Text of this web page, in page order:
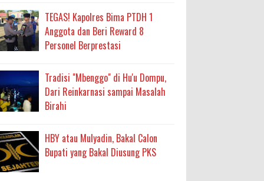
Siap Edar
TEGAS! Kapolres Bima PTDH 1
Anggota dan Beri Reward 8
Personel Berprestasi
Tradisi "Mbenggo" di Hu'u Dompu,
Dari Reinkarnasi sampai Masalah
Birahi
HBY atau Mulyadin, Bakal Calon
Bupati yang Bakal Diusung PKS